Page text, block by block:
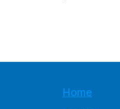
Home